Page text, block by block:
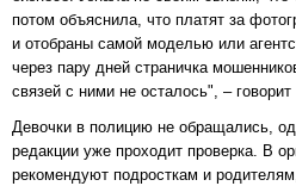
потом объяснила, что платят за
и отобраны самой моделью или
через пару дней страничка
связей с ними не осталось", –
Девочки в полицию не обращались,
редакции уже проходит проверка. В
рекомендуют подросткам и